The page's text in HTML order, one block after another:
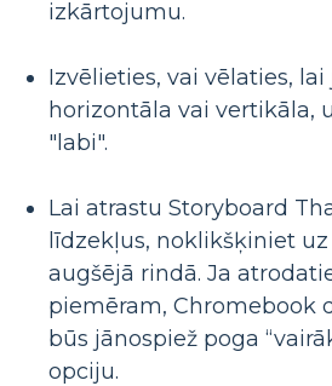
izkārtojumu.
Izvēlieties, vai vēlaties,
horizontāla vai vertikāla,
"labi".
Lai atrastu Storyboard
līdzekļus, noklikšķiniet uz
augšējā rindā. Ja
piemēram, Chromebook
būs jānospiež poga
opciju.